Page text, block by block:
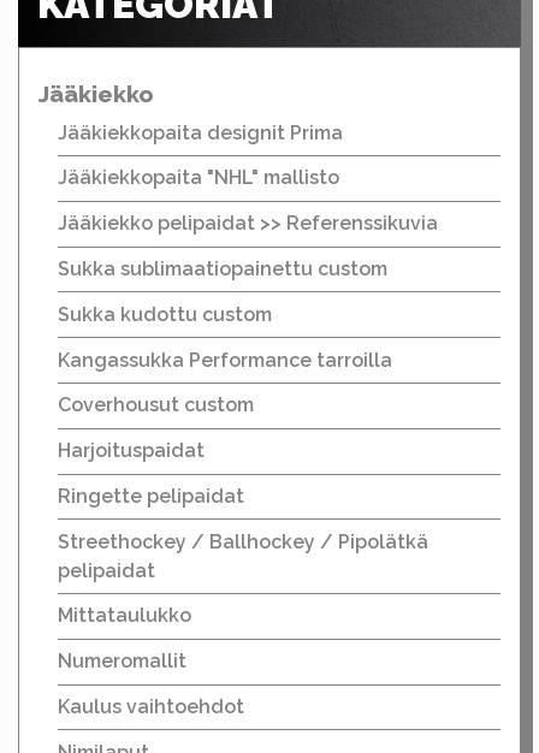
Jääkiekko
Jääkiekkopaita designit Prima
Jääkiekkopaita "NHL" mallisto
Jääkiekko pelipaidat >> Referenssikuvia
Sukka sublimaatiopainettu custom
Sukka kudottu custom
Kangassukka Performance tarroilla
Coverhousut custom
Harjoituspaidat
Ringette pelipaidat
Streethockey / Ballhockey / Pipolätkä
pelipaidat
Mittataulukko
Numeromallit
Kaulus vaihtoehdot